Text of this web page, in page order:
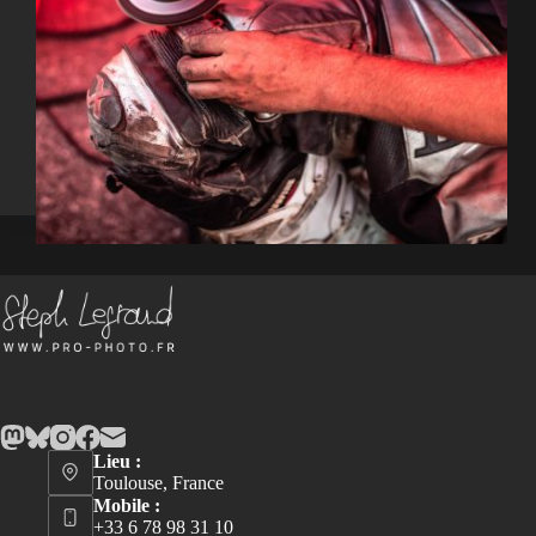
Lieu :
Toulouse, France
Mobile :
+33 6 78 98 31 10